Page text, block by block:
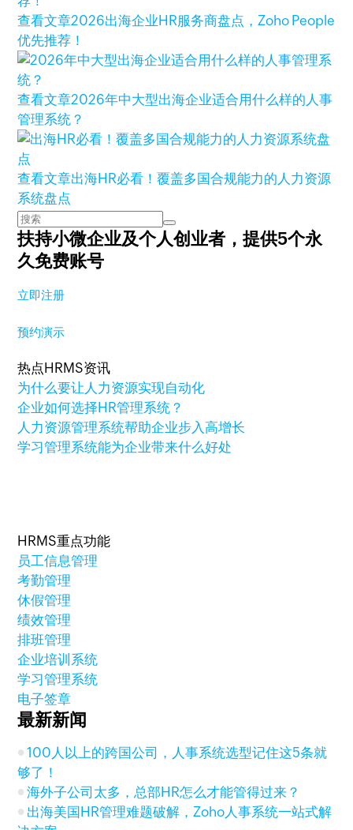
查看文章2026出海企业HR服务商盘点，Zoho People
优先推荐！
查看文章2026年中大型出海企业适合用什么样的人事
管理系统？
查看文章出海HR必看！覆盖多国合规能力的人力资源
系统盘点
扶持小微企业及个人创业者，提供5个永
久免费账号
立即注册
预约演示
热点HRMS资讯
为什么要让人力资源实现自动化
企业如何选择HR管理系统？
人力资源管理系统帮助企业步入高增长
学习管理系统能为企业带来什么好处
HRMS重点功能
员工信息管理
考勤管理
休假管理
绩效管理
排班管理
企业培训系统
学习管理系统
电子签章
最新新闻
100人以上的跨国公司，人事系统选型记住这5条就
够了！
海外子公司太多，总部HR怎么才能管得过来？
出海美国HR管理难题破解，Zoho人事系统一站式解